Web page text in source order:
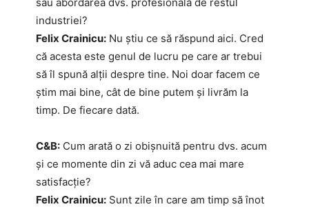
industriei?
Felix Crainicu: Nu știu ce să răspund aici. Cred
că acesta este genul de lucru pe care ar trebui
să îl spună alții despre tine. Noi doar facem ce
știm mai bine, cât de bine putem și livrăm la
timp. De fiecare dată.
C&B: Cum arată o zi obișnuită pentru dvs. acum
și ce momente din zi vă aduc cea mai mare
satisfacție?
Felix Crainicu: Sunt zile în care am timp să înot